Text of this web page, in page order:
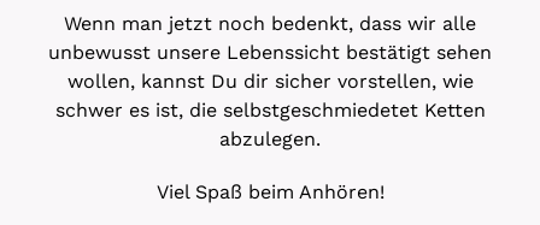
Wenn man jetzt noch bedenkt, dass wir alle
unbewusst unsere Lebenssicht bestätigt sehen
wollen, kannst Du dir sicher vorstellen, wie
schwer es ist, die selbstgeschmiedetet Ketten
abzulegen.
Viel Spaß beim Anhören!